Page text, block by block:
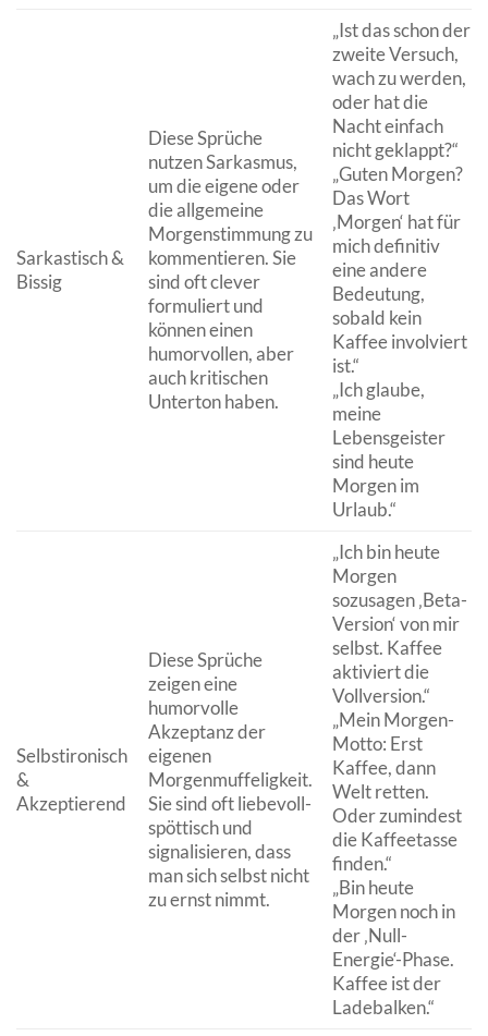
Sarkastisch &
Bissig
Diese Sprüche
nutzen Sarkasmus,
um die eigene oder
die allgemeine
Morgenstimmung zu
kommentieren. Sie
sind oft clever
formuliert und
können einen
humorvollen, aber
auch kritischen
Unterton haben.
„Ist das schon der
zweite Versuch,
wach zu werden,
oder hat die
Nacht einfach
nicht geklappt?“
„Guten Morgen?
Das Wort
‚Morgen‘ hat für
mich definitiv
eine andere
Bedeutung,
sobald kein
Kaffee involviert
ist.“
„Ich glaube,
meine
Lebensgeister
sind heute
Morgen im
Urlaub.“
Selbstironisch
&
Akzeptierend
Diese Sprüche
zeigen eine
humorvolle
Akzeptanz der
eigenen
Morgenmuffeligkeit.
Sie sind oft liebevoll-
spöttisch und
signalisieren, dass
man sich selbst nicht
zu ernst nimmt.
„Ich bin heute
Morgen
sozusagen ‚Beta-
Version‘ von mir
selbst. Kaffee
aktiviert die
Vollversion.“
„Mein Morgen-
Motto: Erst
Kaffee, dann
Welt retten.
Oder zumindest
die Kaffeetasse
finden.“
„Bin heute
Morgen noch in
der ‚Null-
Energie‘-Phase.
Kaffee ist der
Ladebalken.“